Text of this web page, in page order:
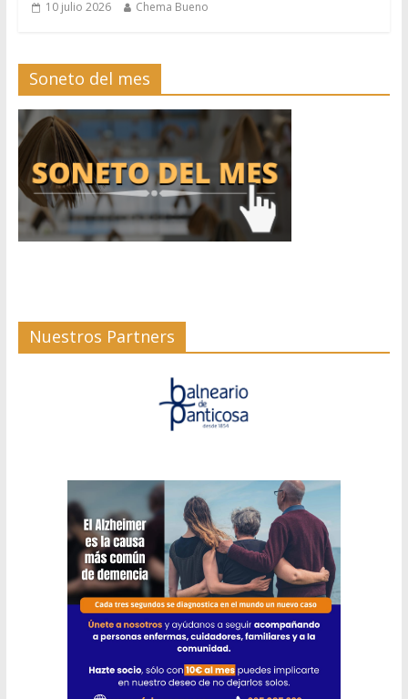
10 julio 2026 Chema Bueno
Soneto del mes
Nuestros Partners